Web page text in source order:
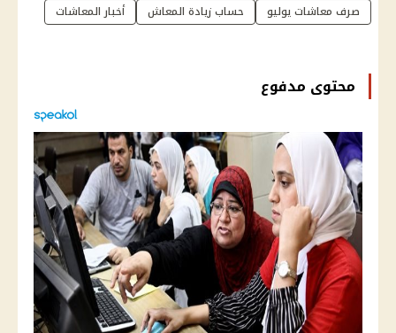
صرف معاشات يوليو
حساب زيادة المعاش أخبار المعاشات
محتوى مدفوع